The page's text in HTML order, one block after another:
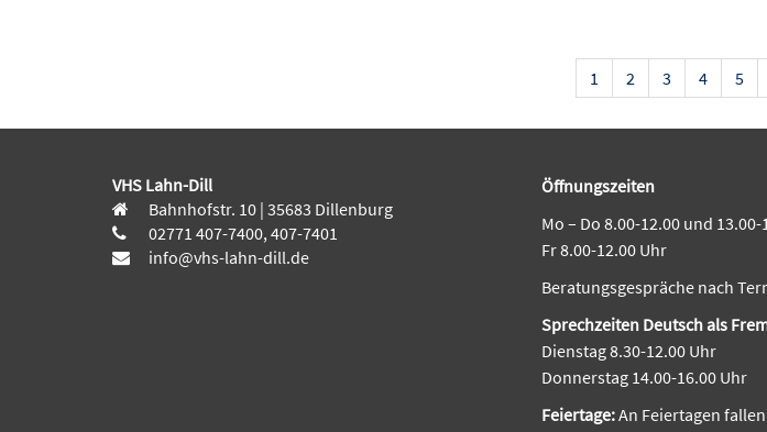
1 2 3 4 5
VHS Lahn-Dill
Bahnhofstr. 10 | 35683 Dillenburg
02771 407-7400, 407-7401
info@vhs-lahn-dill.de
Öffnungszeiten
Mo – Do 8.00-12.00 und
Fr 8.00-12.00 Uhr
Beratungsgespräche nach
Sprechzeiten Deutsch als
Dienstag 8.30-12.00 Uhr
Donnerstag 14.00-16.00 Uhr
Feiertage:An Feiertagen